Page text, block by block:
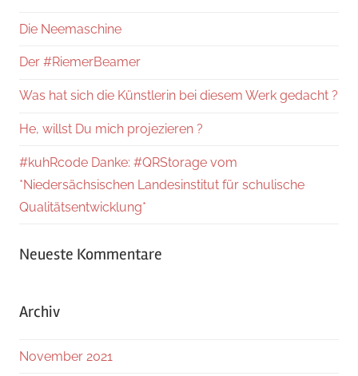
Die Neemaschine
Der #RiemerBeamer
Was hat sich die Künstlerin bei diesem Werk gedacht ?
He, willst Du mich projezieren ?
#kuhRcode Danke: #QRStorage vom
*Niedersächsischen Landesinstitut für schulische
Qualitätsentwicklung*
Neueste Kommentare
Archiv
November 2021